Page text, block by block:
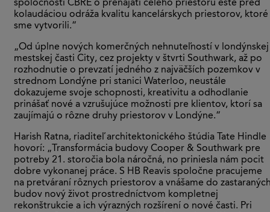
spoločnosti CBRE o prenajatí celého priestoru ešte pred
kolaudáciou odráža kvalitu kancelárskych priestorov, ktoré
sme vytvorili.“
„Od úplne nových komerčných nehnuteľností v londýnskej
mestskej časti City, cez projekty v štvrti Southwark, až po
rozhodnutie o prevzatí jedného z najväčších pozemkov v
strednom Londýne pri stanici Waterloo, neustále
dokazujeme svoje schopnosti, kreativitu a odhodlanie
prinášať nové a vzrušujúce možnosti pre klientov, ktorí sa
zaujímajú o rôzne druhy priestorov v Londýne.“
Harish Ratna, riaditeľ architektonického štúdia Tate Hindle
hovorí: „Transformácia budovy Cooper & Southwark pre
potreby 21. storočia bola náročná, no priniesla nám pocit
dobre vykonanej práce. S HB Reavis spoločne pracujeme
na pretváraní rôznych priestorov a vnášame do
budov nový život prostredníctvom kompletnej
rekonštrukcie a ich výrazných rozšírení o nové časti. Pri